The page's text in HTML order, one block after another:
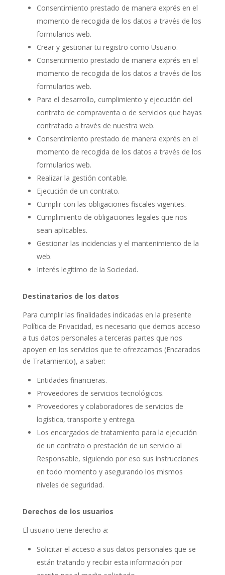
Consentimiento prestado de manera exprés en el
momento de recogida de los datos a través de los
formularios web.
Crear y gestionar tu registro como Usuario.
Consentimiento prestado de manera exprés en el
momento de recogida de los datos a través de los
formularios web.
Para el desarrollo, cumplimiento y ejecución del
contrato de compraventa o de servicios que hayas
contratado a través de nuestra web.
Consentimiento prestado de manera exprés en el
momento de recogida de los datos a través de los
formularios web.
Realizar la gestión contable.
Ejecución de un contrato.
Cumplir con las obligaciones fiscales vigentes.
Cumplimiento de obligaciones legales que nos
sean aplicables.
Gestionar las incidencias y el mantenimiento de la
web.
Interés legítimo de la Sociedad.
Destinatarios de los datos
Para cumplir las finalidades indicadas en la presente
Política de Privacidad, es necesario que demos acceso
a tus datos personales a terceras partes que nos
apoyen en los servicios que te ofrezcamos (Encarados
de Tratamiento), a saber:
Entidades financieras.
Proveedores de servicios tecnológicos.
Proveedores y colaboradores de servicios de
logística, transporte y entrega.
Los encargados de tratamiento para la ejecución
de un contrato o prestación de un servicio al
Responsable, siguiendo por eso sus instrucciones
en todo momento y asegurando los mismos
niveles de seguridad.
Derechos de los usuarios
El usuario tiene derecho a:
Solicitar el acceso a sus datos personales que se
están tratando y recibir esta información por